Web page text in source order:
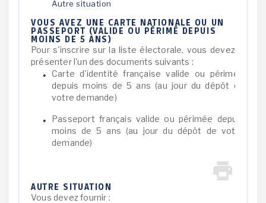
Autre situation
VOUS AVEZ UNE CARTE NATIONALE OU UN
PASSEPORT (VALIDE OU PÉRIMÉ DEPUIS
MOINS DE 5 ANS)
Pour s'inscrire sur la liste électorale, vous devez
présenter l'un des documents suivants :
Carte d'identité française valide ou périmée
depuis moins de 5 ans (au jour du dépôt de
votre demande)
Passeport français valide ou périmée depuis
moins de 5 ans (au jour du dépôt de votre
demande)
AUTRE SITUATION
Vous devez fournir :